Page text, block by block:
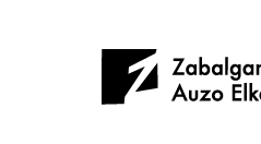
Asociación de